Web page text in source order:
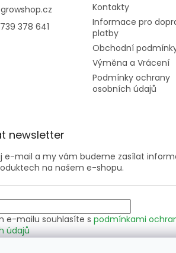
growshop.cz
378 641
Kontakty
Informace pro
platby
Obchodní
Výměna a Vrácení
Podmínky ochrany
osobních údajů
newsletter
e-mail a my vám budeme zasílat
na našem e-shopu.
e-mailu souhlasíte s podmínkami
údajů